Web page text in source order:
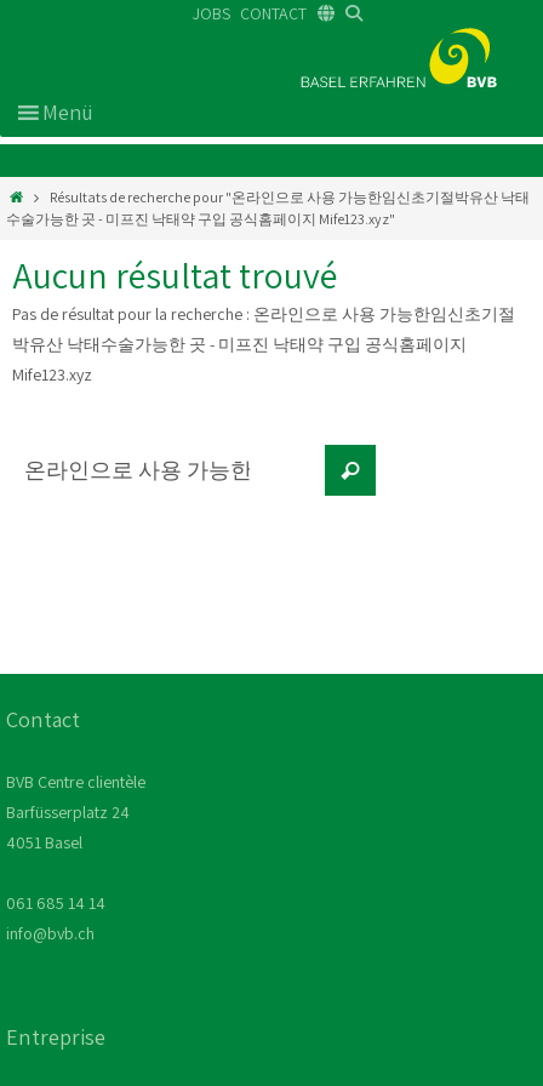
JOBS CONTACT
Résultats de recherche pour "온라인으로 사용 가능한임신초기절박유산 낙태
수술가능한 곳 - 미프진 낙태약 구입 공식홈페이지 Mife123.xyz"
Aucun résultat trouvé
Pas de résultat pour la recherche : 온라인으로 사용 가능한임신초기절
박유산 낙태수술가능한 곳 - 미프진 낙태약 구입 공식홈페이지
Mife123.xyz
Contact
BVB Centre clientèle
Barfüsserplatz 24
4051 Basel
061 685 14 14
info@bvb.ch
Entreprise